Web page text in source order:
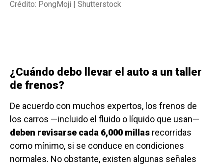
Crédito: PongMoji | Shutterstock
¿Cuándo debo llevar el auto a un taller
de frenos?
De acuerdo con muchos expertos, los frenos de
los carros —incluido el fluido o líquido que usan—
deben revisarse cada 6,000 millas recorridas
como mínimo, si se conduce en condiciones
normales. No obstante, existen algunas señales